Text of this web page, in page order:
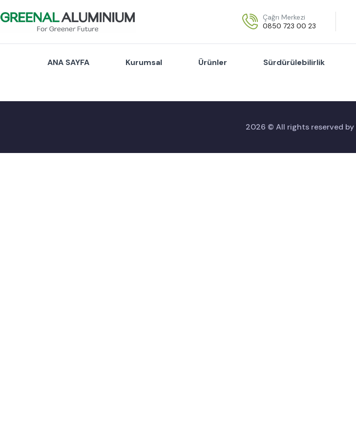
Çağrı Merkezi
0850 723 00 23
ANA SAYFA Kurumsal Ürünler Sürdürülebilirlik
2026 © All rights reserved by